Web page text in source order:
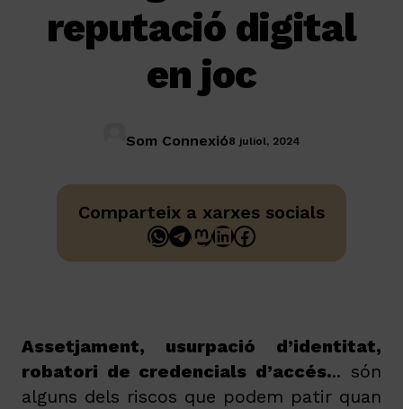
reputació digital
en joc
Som Connexió8 juliol, 2024
Comparteix a xarxes socials
WhatsApp
Telegram
Mastodon
LinkedIn
Facebook
Assetjament, usurpació d’identitat,
robatori de credencials d’accés... són
alguns dels riscos que podem patir quan